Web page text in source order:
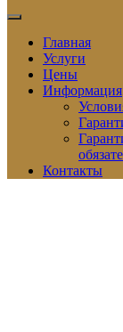
Главная
Услуги
Цены
Информация
Контакты